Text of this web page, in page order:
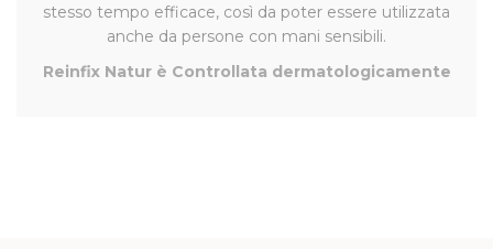
stesso tempo efficace, così da poter essere utilizzata
anche da persone con mani sensibili.
Reinfix Natur è Controllata dermatologicamente